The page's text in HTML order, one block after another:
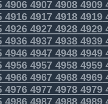
4906490749084909
4916491749184919
4926492749284929
4936493749384939
4946494749484949
4956495749584959
4966496749684969
4976497749784979
4986498749884989